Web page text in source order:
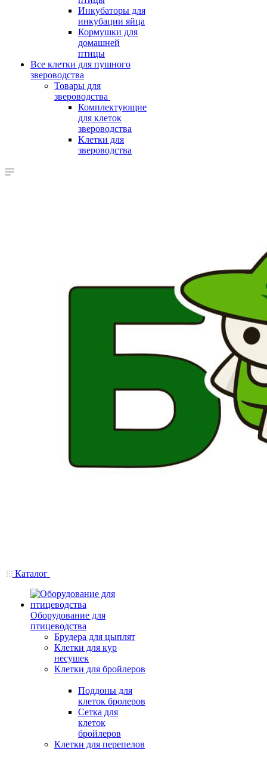
Инкубаторы для
инкубации яйца
Кормушки для
домашней
птицы
Все клетки для пушного
звероводства
Товары для
звероводства
Комплектующие
для клеток
звероводства
Клетки для
звероводства
Каталог
Оборудование для
птицеводства
Брудера для цыплят
Клетки для кур
несушек
Клетки для бройлеров
Поддоны для
клеток бролеров
Сетка для
клеток
бройлеров
Клетки для перепелов